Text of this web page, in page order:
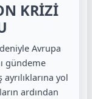
KRİZİ
Avrupa
gündeme
yol
ardından